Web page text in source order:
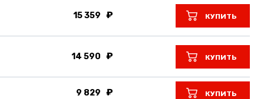
15 359 КУПИТЬ
14 590 КУПИТЬ
9 829 КУПИТЬ